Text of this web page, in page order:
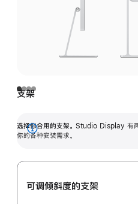
支架
选择你合用的支架。 Studio Display 有两
你的各种安装需求。
展
可调倾斜度的支架